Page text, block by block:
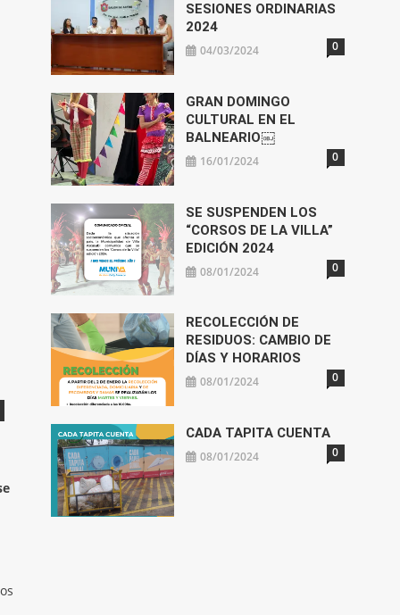
SESIONES ORDINARIAS
2024
04/03/2024 0
GRAN DOMINGO
CULTURAL EN EL
BALNEARIO￼
16/01/2024 0
SE SUSPENDEN LOS
“CORSOS DE LA VILLA”
EDICIÓN 2024
08/01/2024 0
RECOLECCIÓN DE
RESIDUOS: CAMBIO DE
DÍAS Y HORARIOS
08/01/2024 0
CADA TAPITA CUENTA
08/01/2024 0